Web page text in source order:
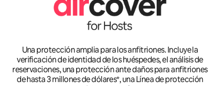
Una protección amplia para los anfitriones. Incluye la
verificación de identidad de los huéspedes, el análisis de
reservaciones, una protección ante daños para anfitriones
de hasta 3 millones de dólares*, una Línea de protección